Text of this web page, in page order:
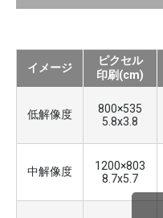
イメージ
ピクセル
印刷(cm)
低解像度
800×535
5.8x3.8
中解像度
1200×803
8.7x5.7